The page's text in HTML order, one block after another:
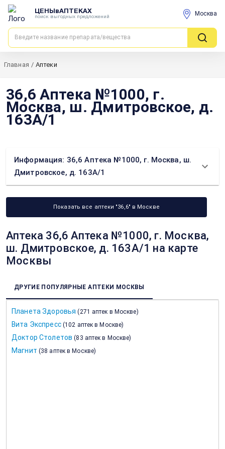
ЦЕНЫвАПТЕКАХ
поиск выгодных предложений Москва
Главная / Аптеки
36,6 Аптека №1000, г.
Москва, ш. Дмитровское, д.
163А/1
Информация: 36,6 Аптека №1000, г. Москва, ш.
Дмитровское, д. 163А/1
Показать все аптеки "36,6" в Москве
Аптека 36,6 Аптека №1000, г. Москва,
ш. Дмитровское, д. 163А/1 на карте
Москвы
ДРУГИЕ ПОПУЛЯРНЫЕ АПТЕКИ МОСКВЫ
Планета Здоровья (271 аптек в Москве)
Вита Экспресс (102 аптек в Москве)
Доктор Столетов (83 аптек в Москве)
Магнит (38 аптек в Москве)